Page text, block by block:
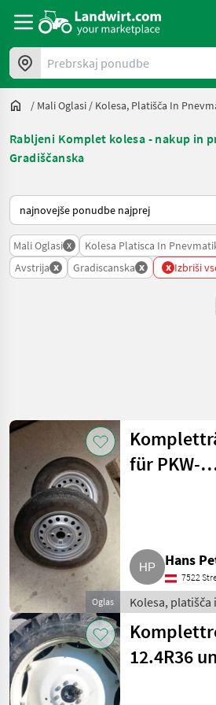
Prebrskaj ponudbe
/ Mali Oglasi / Kolesa, Platišča In
Rabljeni Komplet kolesa - nakup in
Gradiščanska
Tako je razvrščeno na Landwirt.com
Mali Oglasi x Kolesa Platisca In
Avstrija x Gradiscanska x x Izbriši
Kategorija 4 Država 2
TRENUTNA
POT
Kmetijska
tehnika
Kolesa
Platisca In
Pnevmatike
Komplet
Kolesa
IZBERITE
KATEGORIJO
Komplet kolesa
Ponastavi
Prikaži 11
Oglas
für PKW-
Hans
7522
Kolesa, platišča
pnevmatike /
Komplet kolesa
12.4R36